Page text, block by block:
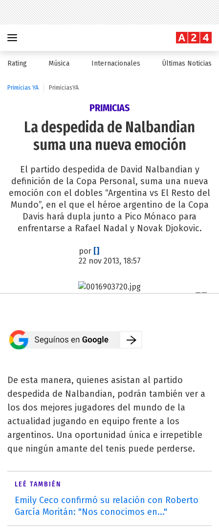
Rating Música Internacionales Últimas Noticias
Primicias YA PrimiciasYA
PRIMICIAS
La despedida de Nalbandian
suma una nueva emoción
El partido despedida de David Nalbandian y
definición de la Copa Personal, suma una nueva
emoción con el dobles “Argentina vs El Resto del
Mundo”, en el que el héroe argentino de la Copa
Davis hará dupla junto a Pico Mónaco para
enfrentarse a Rafael Nadal y Novak Djokovic.
por []
22 nov 2013, 18:57
De esta manera, quienes asistan al partido
despedida de Nalbandian, podrán también ver a
los dos mejores jugadores del mundo de la
actualidad jugando en equipo frente a los
argentinos. Una oportunidad única e irrepetible
que ningún amante del tenis puede perderse.
LEÉ TAMBIÉN
Emily Ceco confirmó su relación con Roberto
García Moritán: "Nos conocimos en..."